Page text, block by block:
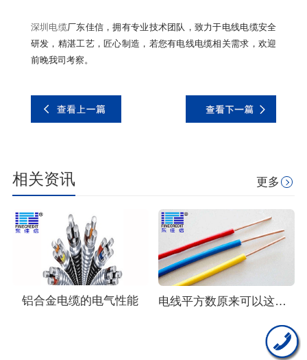
深圳电缆厂东佳信，拥有专业技术团队，致力于电线电缆安全
研发，精湛工艺，匠心制造，若您有电线电缆相关需求，欢迎
前晚我司考察。
相关资讯 更多
铝合金电缆的电气性能 电线平方数原来可以这么算？